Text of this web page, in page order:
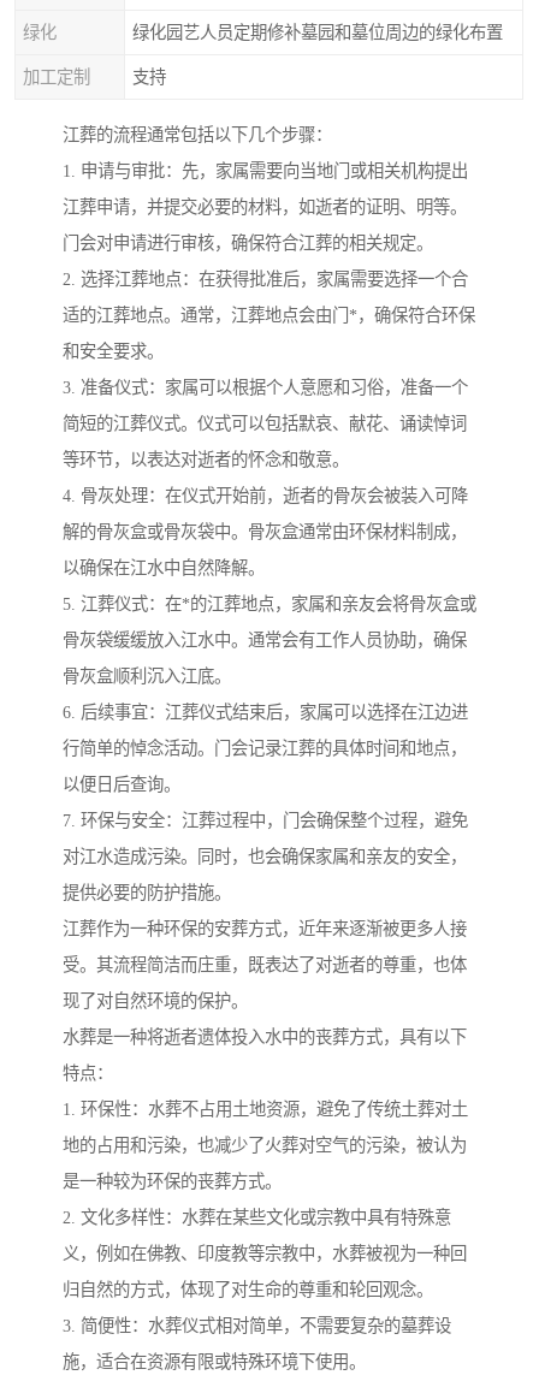
绿化 绿化园艺人员定期修补墓园和墓位周边的绿化布置
加工定制 支持
江葬的流程通常包括以下几个步骤：
1. 申请与审批：先，家属需要向当地门或相关机构提出
江葬申请，并提交必要的材料，如逝者的证明、明等。
门会对申请进行审核，确保符合江葬的相关规定。
2. 选择江葬地点：在获得批准后，家属需要选择一个合
适的江葬地点。通常，江葬地点会由门*，确保符合环保
和安全要求。
3. 准备仪式：家属可以根据个人意愿和习俗，准备一个
简短的江葬仪式。仪式可以包括默哀、献花、诵读悼词
等环节，以表达对逝者的怀念和敬意。
4. 骨灰处理：在仪式开始前，逝者的骨灰会被装入可降
解的骨灰盒或骨灰袋中。骨灰盒通常由环保材料制成，
以确保在江水中自然降解。
5. 江葬仪式：在*的江葬地点，家属和亲友会将骨灰盒或
骨灰袋缓缓放入江水中。通常会有工作人员协助，确保
骨灰盒顺利沉入江底。
6. 后续事宜：江葬仪式结束后，家属可以选择在江边进
行简单的悼念活动。门会记录江葬的具体时间和地点，
以便日后查询。
7. 环保与安全：江葬过程中，门会确保整个过程，避免
对江水造成污染。同时，也会确保家属和亲友的安全，
提供必要的防护措施。
江葬作为一种环保的安葬方式，近年来逐渐被更多人接
受。其流程简洁而庄重，既表达了对逝者的尊重，也体
现了对自然环境的保护。
水葬是一种将逝者遗体投入水中的丧葬方式，具有以下
特点：
1. 环保性：水葬不占用土地资源，避免了传统土葬对土
地的占用和污染，也减少了火葬对空气的污染，被认为
是一种较为环保的丧葬方式。
2. 文化多样性：水葬在某些文化或宗教中具有特殊意
义，例如在佛教、印度教等宗教中，水葬被视为一种回
归自然的方式，体现了对生命的尊重和轮回观念。
3. 简便性：水葬仪式相对简单，不需要复杂的墓葬设
施，适合在资源有限或特殊环境下使用。